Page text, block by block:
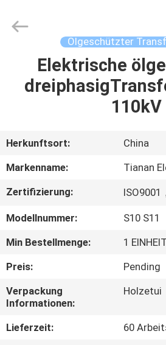
HAUS
VR
SHOW
ÜBER
UNS
FABRIK-
AUSFLUG
(Group)
Co.,Ltd..
Ölgeschützter
Elektrische
110kV
Herkunftsort:
China
Markenname:
Tianan
Zertifizierung:
ISO9001
Modellnummer:
S10 S11
Min Bestellmenge:
1 EINHEIT
Preis:
Pending
Verpackung
Informationen:
Holzetui
Lieferzeit:
60